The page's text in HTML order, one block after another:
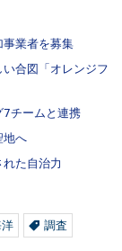
事業者を募集
い合図「オレンジフ
7チームと連携
地へ
た自治力
調査